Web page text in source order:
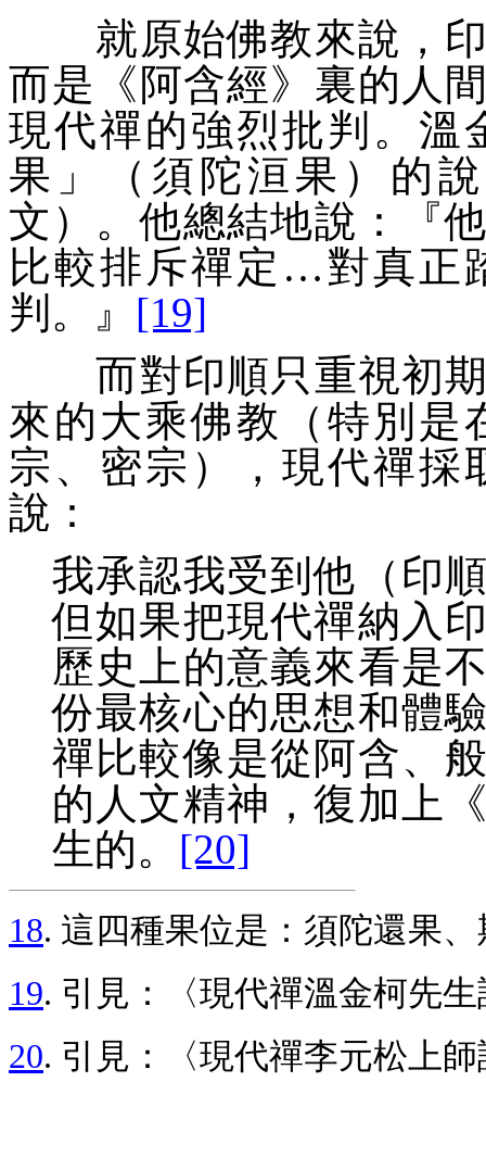
就原始佛教來說，印
而是《阿含經》裏的人
現代禪的強烈批判。溫
果 」（須陀洹果）的
文）。他總結地說：『
比較排斥禪定…對真正
判。
』 [19]
而對印順只重視初期
來的大乘佛教（特別是
宗、密宗），現代禪採
說：
我承認我受到他（印
但如果把現代禪納入
歷史上的意義來看是
份最核心的思想和體
禪比較像是從阿含、
的人文精神，復加上
生的。 [20]
18. 這四種果位是：須陀還果
19. 引見：〈現代禪溫金柯先
20. 引見：〈現代禪李元松上